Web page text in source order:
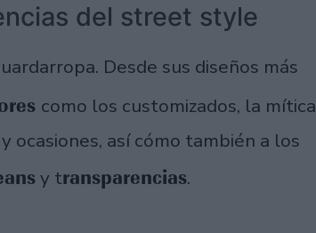
del street style
Desde sus diseños más
como los customizados, la mítica
ocasiones, así cómo también a los
y transparencias.